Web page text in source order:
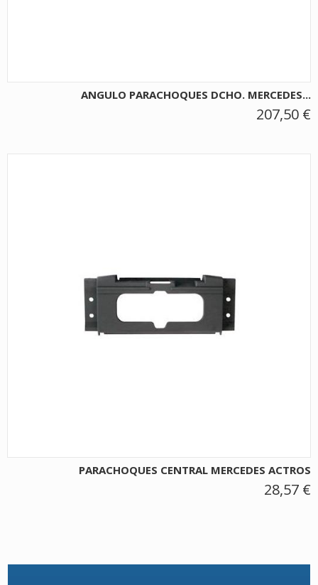
ANGULO PARACHOQUES DCHO. MERCEDES...
207,50 €
PARACHOQUES CENTRAL MERCEDES ACTROS
28,57 €